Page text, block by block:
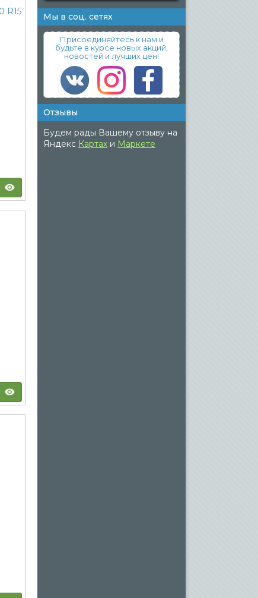
Мы в соц. сетях
Присоединяйтесь к нам и
будьте в курсе новых акций,
новостей и лучших цен!
Отзывы
Будем рады Вашему отзыву на
Яндекс Картах и Маркете